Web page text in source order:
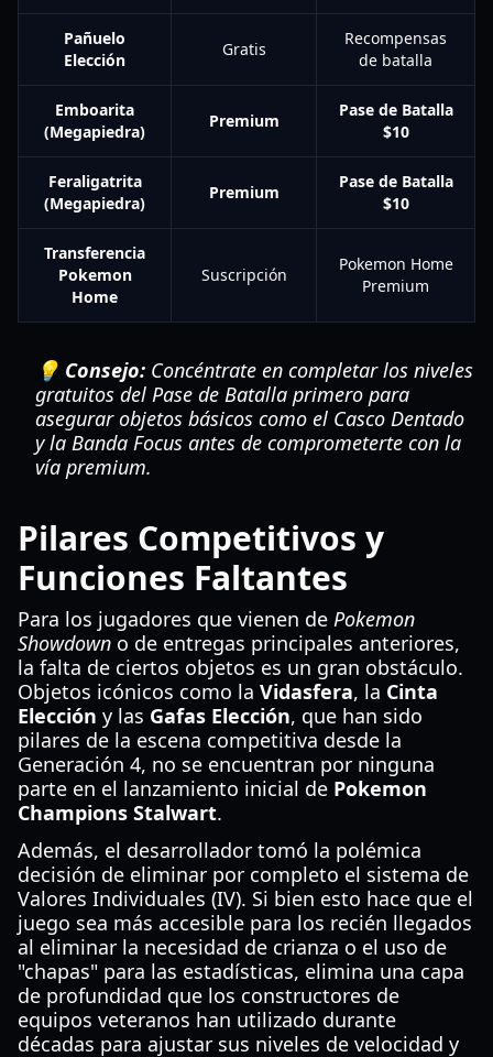
Pañuelo
Elección
Gratis
Recompensas
de batalla
Emboarita
(Megapiedra)
Premium
Pase de Batalla
$10
Feraligatrita
(Megapiedra)
Premium
Pase de Batalla
$10
Transferencia
Pokemon
Home
Suscripción
Pokemon Home
Premium
💡 Consejo: Concéntrate en completar los niveles
gratuitos del Pase de Batalla primero para
asegurar objetos básicos como el Casco Dentado
y la Banda Focus antes de comprometerte con la
vía premium.
Pilares Competitivos y
Funciones Faltantes
Para los jugadores que vienen de Pokemon
Showdown o de entregas principales anteriores,
la falta de ciertos objetos es un gran obstáculo.
Objetos icónicos como la Vidasfera, la Cinta
Elección y las Gafas Elección, que han sido
pilares de la escena competitiva desde la
Generación 4, no se encuentran por ninguna
parte en el lanzamiento inicial de Pokemon
Champions Stalwart.
Además, el desarrollador tomó la polémica
decisión de eliminar por completo el sistema de
Valores Individuales (IV). Si bien esto hace que el
juego sea más accesible para los recién llegados
al eliminar la necesidad de crianza o el uso de
"chapas" para las estadísticas, elimina una capa
de profundidad que los constructores de
equipos veteranos han utilizado durante
décadas para ajustar sus niveles de velocidad y